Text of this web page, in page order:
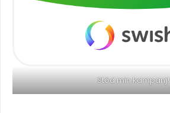
Stöd min kampanj!